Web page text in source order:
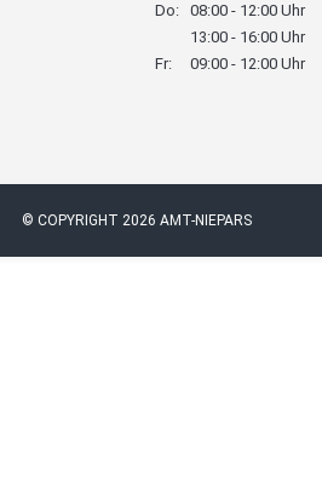
Do: 08:00 - 12:00 Uhr
13:00 - 16:00 Uhr
Fr:
09:00 - 12:00 Uhr
© COPYRIGHT 2026 AMT-NIEPARS